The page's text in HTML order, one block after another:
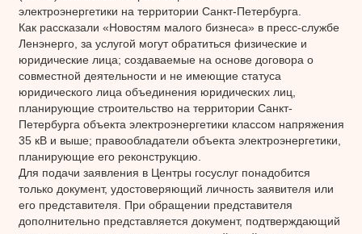
электроэнергетики на территории Санкт-Петербурга.
Как рассказали «Новостям малого бизнеса» в пресс-службе
Ленэнерго, за услугой могут обратиться физические и
юридические лица; создаваемые на основе договора о
совместной деятельности и не имеющие статуса
юридического лица объединения юридических лиц,
планирующие строительство на территории Санкт-
Петербурга объекта электроэнергетики классом напряжения
35 кВ и выше; правообладатели объекта электроэнергетики,
планирующие его реконструкцию.
Для подачи заявления в Центры госуслуг понадобится
только документ, удостоверяющий личность заявителя или
его представителя. При обращении представителя
дополнительно представляется документ, подтверждающий